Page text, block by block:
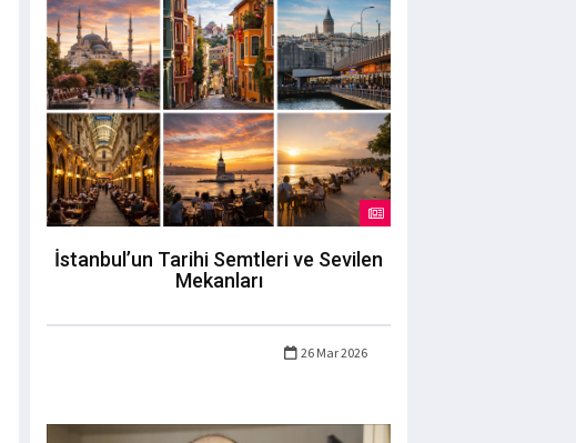
İstanbul’un Tarihi Semtleri ve Sevilen
Mekanları
26 Mar 2026